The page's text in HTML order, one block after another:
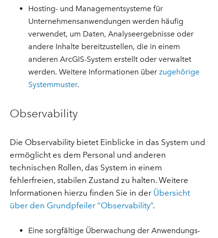
Hosting- und Managementsysteme für
Unternehmensanwendungen werden häufig
verwendet, um Daten, Analyseergebnisse oder
andere Inhalte bereitzustellen, die in einem
anderen ArcGIS-System erstellt oder verwaltet
werden. Weitere Informationen überzugehörige
Systemmuster.
Observability
Die Observability bietet Einblicke in das System und
ermöglicht es dem Personal und anderen
technischen Rollen, das System in einem
fehlerfreien, stabilen Zustand zu halten. Weitere
Informationen hierzu finden Sie in der Übersicht
über den Grundpfeiler “Observability”.
Eine sorgfältige Überwachung der Anwendungs-